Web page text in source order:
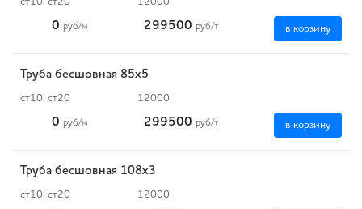
ст10, ст20 12000
0 руб/м 299500 руб/т в корзину
Труба бесшовная 85х5
ст10, ст20 12000
0 руб/м 299500 руб/т в корзину
Труба бесшовная 108х3
ст10, ст20 12000